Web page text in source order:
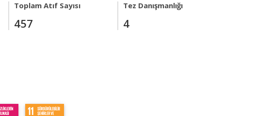
Toplam Atıf Sayısı
457
Tez Danışmanlığı
4